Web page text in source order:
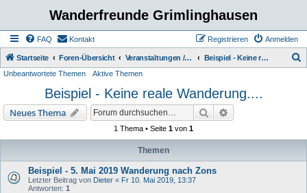
Wanderfreunde Grimlinghausen
FAQ Kontakt Anmelden
Registrieren
Startseite Foren-Übersicht Veranstaltungen / Wanderungen Beispiel - Keine reale Wanderung....
Unbeantwortete Themen Aktive Themen
Beispiel - Keine reale Wanderung....
Neues Thema Suche
1 Thema • Seite 1 von 1
Themen
Beispiel - 5. Mai 2019 Wanderung nach Zons
Letzter Beitrag von Dieter « Fr 10. Mai 2019, 13:37
Antworten: 1